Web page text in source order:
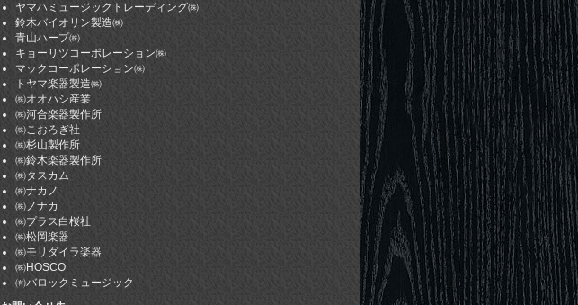
ヤマハミュージックトレーディング㈱
鈴木バイオリン製造㈱
青山ハープ㈱
キョーリツコーポレーション㈱
マックコーポレーション㈱
トヤマ楽器製造㈱
㈱オオハシ産業
㈱河合楽器製作所
㈱こおろぎ社
㈱杉山製作所
㈱鈴木楽器製作所
㈱タスカム
㈱ナカノ
㈱ノナカ
㈱プラス白桜社
㈱松岡楽器
㈱モリダイラ楽器
㈱HOSCO
㈲バロックミュージック